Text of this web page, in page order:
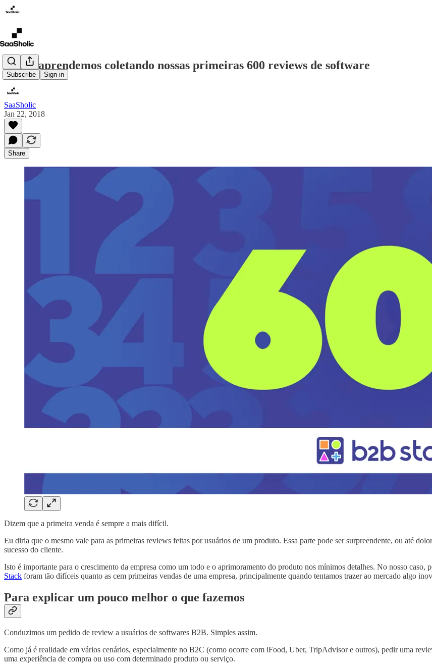
Subscribe Sign in
O que aprendemos coletando nossas primeiras 600 reviews de software
SaaSholic
Jan 22, 2018
Share
Dizem que a primeira venda é sempre a mais difícil.
Eu diria que o mesmo vale para as primeiras reviews feitas por usuários de um produto. Essa parte pode ser surpreendente, ou até
sucesso do cliente.
Isto é importante para o crescimento da empresa como um todo e o aprimoramento do produto nos mínimos detalhes. No nosso caso,
Stack foram tão difíceis quanto as cem primeiras vendas de uma empresa, principalmente quando tentamos trazer ao mercado algo
Para explicar um pouco melhor o que fazemos
Conduzimos um pedido de review a usuários de softwares B2B. Simples assim.
Como já é realidade em vários cenários, especialmente no B2C (como ocorre com iFood, Uber, TripAdvisor e outros), pedir uma
uma experiência de compra ou uso com determinado produto ou serviço.